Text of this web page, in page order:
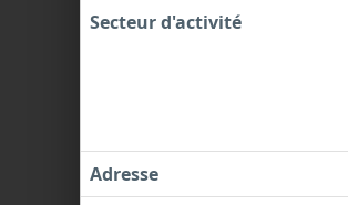
Secteur d'activité
Adresse